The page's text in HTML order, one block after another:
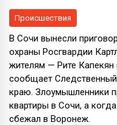
Происшествия
В Сочи вынесли
охраны Росгвардии
жителям — Рите
сообщает
краю. Злоумышленники
квартиры в Сочи, а
сбежал в Воронеж.